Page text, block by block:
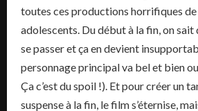
toutes ces productions horrifiques
adolescents. Du début à la fin, on sait
se passer et ça en devient
personnage principal va bel et bien
Ça c’est du spoil !). Et pour créer un
suspense à la fin, le film s’éternise,